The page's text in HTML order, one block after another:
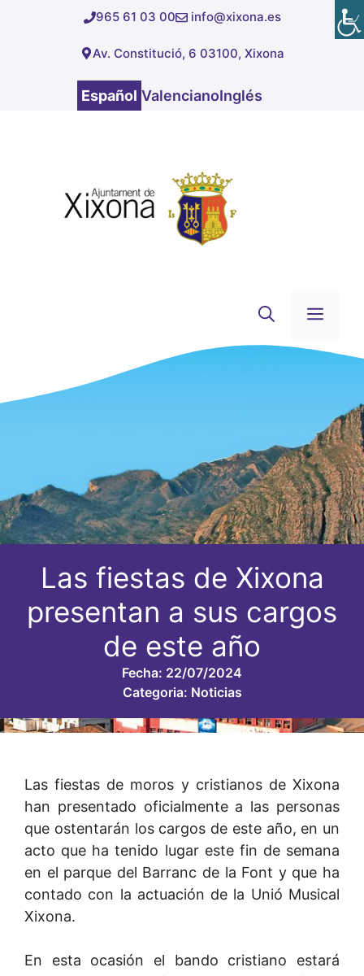
965 61 03 00 info@xixona.es
Av. Constitució, 6 03100, Xixona
Español ValencianoInglés
Las fiestas de Xixona
presentan a sus cargos
de este año
Fecha: 22/07/2024
Categoria: Noticias
Las fiestas de moros y cristianos de Xixona
han presentado oficialmente a las personas
que ostentarán los cargos de este año, en un
acto que ha tenido lugar este fin de semana
en el parque del Barranc de la Font y que ha
contado con la actuación de la Unió Musical
Xixona.
En esta ocasión el bando cristiano estará